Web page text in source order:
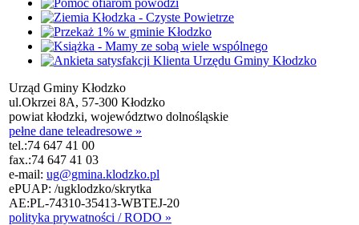
Urząd Gminy Kłodzko
ul.Okrzei 8A, 57-300 Kłodzko
powiat kłodzki, województwo dolnośląskie
pełne dane teleadresowe »
tel.:74 647 41 00
fax.:74 647 41 03
e-mail: ug@gmina.klodzko.pl
ePUAP: /ugklodzko/skrytka
AE:PL-74310-35413-WBTEJ-20
polityka prywatności / RODO »